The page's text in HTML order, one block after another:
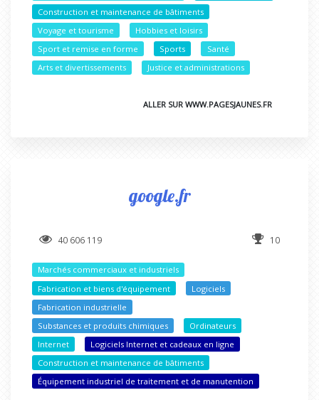
Construction et maintenance de bâtiments
Voyage et tourisme
Hobbies et loisirs
Sport et remise en forme
Sports
Santé
Arts et divertissements
Justice et administrations
ALLER SUR WWW.PAGESJAUNES.FR
google.fr
40 606 119 10
Marchés commerciaux et industriels
Fabrication et biens d'équipement
Logiciels
Fabrication industrielle
Substances et produits chimiques
Ordinateurs
Internet
Logiciels Internet et cadeaux en ligne
Construction et maintenance de bâtiments
Équipement industriel de traitement et de manutention